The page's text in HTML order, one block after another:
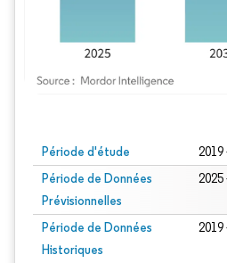
Période d'étude 2019
Période de Données
Prévisionnelles
2025
Période de Données
Historiques
2019